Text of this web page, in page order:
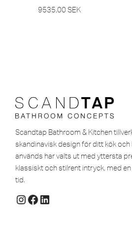
9535,00 SEK
Scandtap Bathroom & Kitchen
skandinavisk design för ditt kök
används har valts ut med yttersta
klassiskt och stilrent intryck, med
tid.